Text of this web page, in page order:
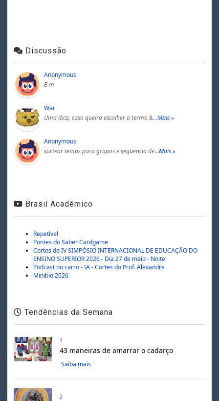
Discussão
Anonymous
B m
War
Uma dica, caso queira escolher o termo &…Mais »
Anonymous
sortear temas para grupos e sequencia de…Mais »
Brasil Acadêmico
Repetível
Pontes do Saber Cardgame
Cortes do IV SIMPÓSIO INTERNACIONAL DE EDUCAÇÃO DO
ENSINO SUPERIOR 2026 - Dia 27 de maio - Noite
Podcast no carro - IA - Cortes do Prof. Alexandre
Minibio 2026
Tendências da Semana
1
43 maneiras de amarrar o cadarço
Saiba mais
2